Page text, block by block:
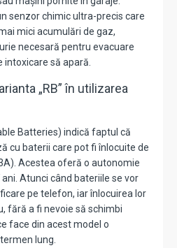
senzor chimic ultra-precis care
mici acumulări de gaz,
necesară pentru evacuare
intoxicare să apară.
„RB” în utilizarea
Batteries) indică faptul că
cu baterii care pot fi înlocuite de
Acestea oferă o autonomie
Atunci când bateriile se vor
pe telefon, iar înlocuirea lor
fără a fi nevoie să schimbi
face din acest model o
lung.